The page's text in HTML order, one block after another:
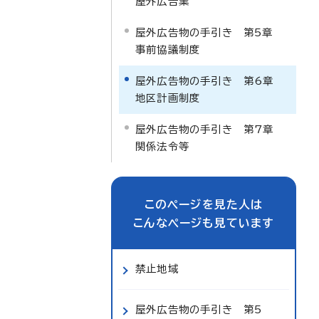
屋外広告物の手引き 第5章
事前協議制度
屋外広告物の手引き 第6章
地区計画制度
屋外広告物の手引き 第7章
関係法令等
このページを見た人は
こんなページも見ています
禁止地域
屋外広告物の手引き 第5